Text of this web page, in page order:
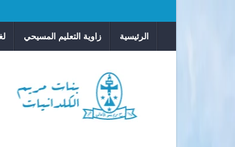
الرئيسية زاوية التعليم المسيحي